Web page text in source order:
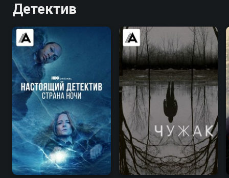
Детектив
8.7 9.0 7.2 7.6